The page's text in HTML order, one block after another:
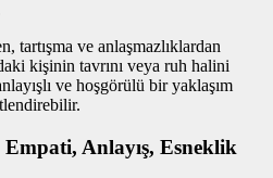
tartışma ve anlaşmazlıklardan
kişinin tavrını veya ruh halini
ve hoşgörülü bir yaklaşım
Anlayış, Esneklik